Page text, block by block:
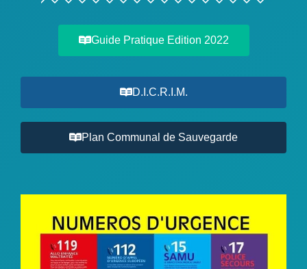
Guide Pratique Edition 2022
D.I.C.R.I.M.
Plan Communal de Sauvegarde